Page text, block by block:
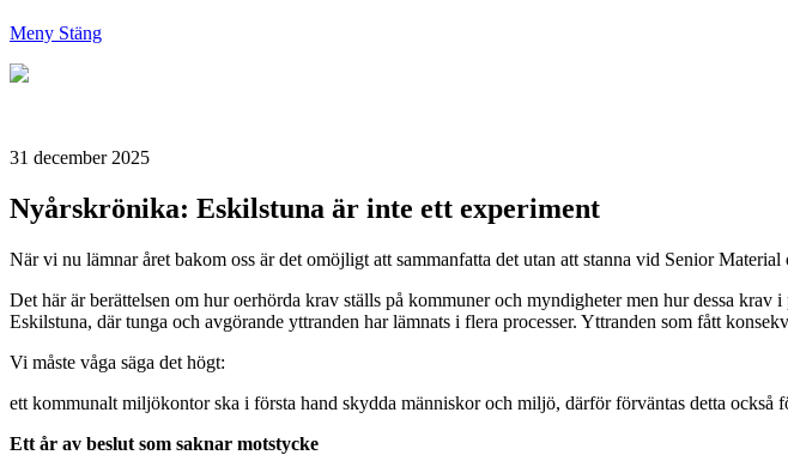
Meny Stäng
Föreningen
Av
31 december 2025
Nyårskrönika: Eskilstuna är inte ett experiment
När vi nu lämnar året bakom oss är det omöjligt att sammanfatta det utan att stanna vid Senior
Det här är berättelsen om hur oerhörda krav ställs på kommuner och myndigheter men hur dessa
Eskilstuna, där tunga och avgörande yttranden har lämnats i flera processer. Yttranden som fått
Vi måste våga säga det högt:
ett kommunalt miljökontor ska i första hand skydda människor och miljö, därför förväntas detta också
Ett år av beslut som saknar motstycke